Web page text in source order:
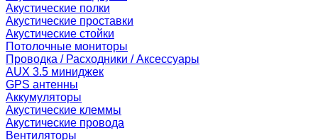
Акустические полки
Акустические проставки
Акустические стойки
Потолочные мониторы
Проводка / Расходники / Аксессуары
AUX 3.5 миниджек
GPS антенны
Аккумуляторы
Акустические клеммы
Акустические провода
Вентиляторы